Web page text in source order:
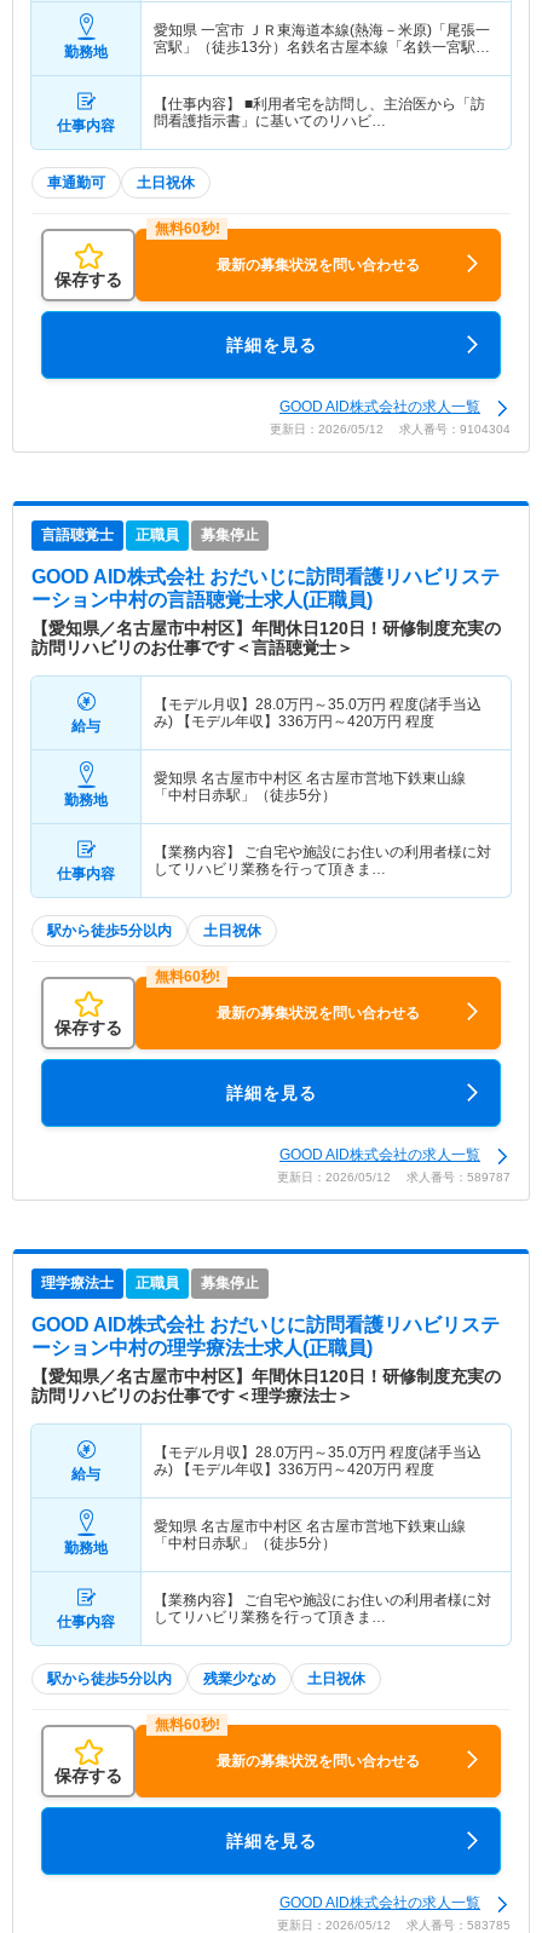
勤務地
愛知県 一宮市 ＪＲ東海道本線(熱海－米原)「尾張一
宮駅」（徒歩13分）名鉄名古屋本線「名鉄一宮駅」
仕事内容
【仕事内容】 ■利用者宅を訪問し、主治医から「訪
問看護指示書」に基いてのリハビ…
車通勤可 土日祝休
保存する
最新の募集状況を問い合わせる
詳細を見る
GOOD AID株式会社の求人一覧
更新日：2026/05/12 求人番号：9104304
言語聴覚士 正職員 募集停止
GOOD AID株式会社 おだいじに訪問看護リハビリステ
ーション中村の言語聴覚士求人(正職員)
【愛知県／名古屋市中村区】年間休日120日！研修制度充実の
訪問リハビリのお仕事です＜言語聴覚士＞
給与
【モデル月収】 28.0万円～35.0万円 程度(諸手当込
み) 【モデル年収】 336万円～420万円 程度
勤務地
愛知県 名古屋市中村区 名古屋市営地下鉄東山線
「中村日赤駅」（徒歩5分）
仕事内容
【業務内容】 ご自宅や施設にお住いの利用者様に対
してリハビリ業務を行って頂きま…
駅から徒歩5分以内 土日祝休
保存する
最新の募集状況を問い合わせる
詳細を見る
GOOD AID株式会社の求人一覧
更新日：2026/05/12 求人番号：589787
理学療法士 正職員 募集停止
GOOD AID株式会社 おだいじに訪問看護リハビリステ
ーション中村の理学療法士求人(正職員)
【愛知県／名古屋市中村区】年間休日120日！研修制度充実の
訪問リハビリのお仕事です＜理学療法士＞
給与
【モデル月収】 28.0万円～35.0万円 程度(諸手当込
み) 【モデル年収】 336万円～420万円 程度
勤務地
愛知県 名古屋市中村区 名古屋市営地下鉄東山線
「中村日赤駅」（徒歩5分）
仕事内容
【業務内容】 ご自宅や施設にお住いの利用者様に対
してリハビリ業務を行って頂きま…
駅から徒歩5分以内 残業少なめ 土日祝休
保存する
最新の募集状況を問い合わせる
詳細を見る
GOOD AID株式会社の求人一覧
更新日：2026/05/12 求人番号：583785